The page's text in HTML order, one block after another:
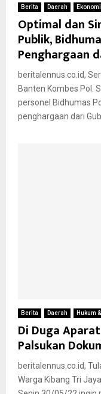
Berita Daerah Ekonomi
Optimal dan
Publik,
Penghargaan
beritalennus.co.id,
Banten Kombes Pol.
personel Bidhumas
penghargaan dari
Berita Daerah Hukum
Di Duga
Palsukan
beritalennus.co.id,
Warga Kibang Tri